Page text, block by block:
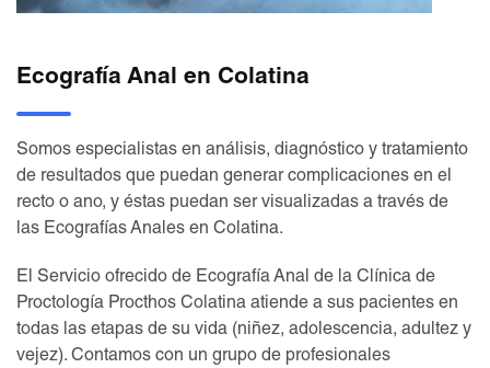
Ecografía Anal en Colatina
Somos especialistas en análisis, diagnóstico y tratamiento
de resultados que puedan generar complicaciones en el
recto o ano, y éstas puedan ser visualizadas a través de
las Ecografías Anales en Colatina.
El Servicio ofrecido de Ecografía Anal de la Clínica de
Proctología Procthos Colatina atiende a sus pacientes en
todas las etapas de su vida (niñez, adolescencia, adultez y
vejez). Contamos con un grupo de profesionales